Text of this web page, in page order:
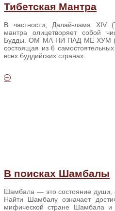
Тибетская Мантра
В частности, Далай-лама XIV
мантра олицетворяет собой
Будды. ОМ МА НИ ПАД МЕ ХУМ
состоящая из 6
всех буддийских странах.
В поисках Шамбалы
Шамбала — это состояние души,
Найти Шамбалу означает
мифической стране Шамбала и